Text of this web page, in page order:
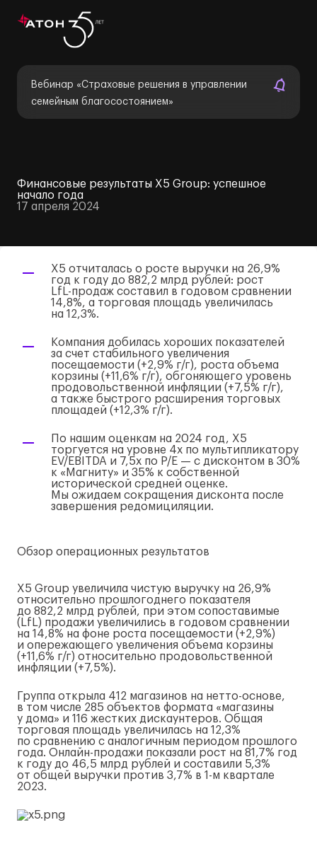
Вебинар «Страховые решения в управлении
семейным благосостоянием»
Финансовые результаты X5 Group: успешное
начало года
17 апреля 2024
X5 отчиталась о росте выручки на 26,9%
год к году до 882,2 млрд рублей: рост
LfL-продаж составил в годовом сравнении
14,8%, а торговая площадь увеличилась
на 12,3%.
Компания добилась хороших показателей
за счет стабильного увеличения
посещаемости (+2,9% г/г), роста объема
корзины (+11,6% г/г), обгоняющего уровень
продовольственной инфляции (+7,5% г/г),
а также быстрого расширения торговых
площадей (+12,3% г/г).
По нашим оценкам на 2024 год, X5
торгуется на уровне 4x по мультипликатору
EV/EBITDA и 7,5x по P/E — с дисконтом в 30%
к «Магниту» и 35% к собственной
исторической средней оценке.
Мы ожидаем сокращения дисконта после
завершения редомициляции.
Обзор операционных результатов
X5 Group увеличила чистую выручку на 26,9%
относительно прошлогоднего показателя
до 882,2 млрд рублей, при этом сопоставимые
(LfL) продажи увеличились в годовом сравнении
на 14,8% на фоне роста посещаемости (+2,9%)
и опережающего увеличения объема корзины
(+11,6% г/г) относительно продовольственной
инфляции (+7,5%).
Группа открыла 412 магазинов на нетто-основе,
в том числе 285 объектов формата «магазины
у дома» и 116 жестких дискаунтеров. Общая
торговая площадь увеличилась на 12,3%
по сравнению с аналогичным периодом прошлого
года. Онлайн-продажи показали рост на 81,7% год
к году до 46,5 млрд рублей и составили 5,3%
от общей выручки против 3,7% в 1-м квартале
2023.